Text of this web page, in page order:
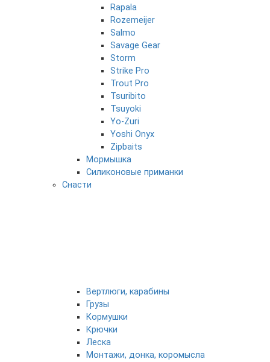
Rapala
Rozemeijer
Salmo
Savage Gear
Storm
Strike Pro
Trout Pro
Tsuribito
Tsuyoki
Yo-Zuri
Yoshi Onyx
Zipbaits
Мормышка
Силиконовые приманки
Снасти
Вертлюги, карабины
Грузы
Кормушки
Крючки
Леска
Монтажи, донка, коромысла